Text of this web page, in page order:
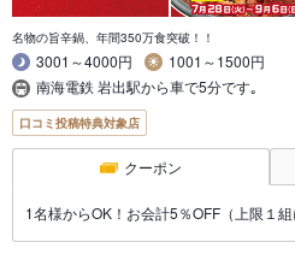
名物の旨辛鍋、年間350万食突破！！
3001～4000円
1001～1500円
南海電鉄 岩出駅から車で5分です｡
口コミ投稿特典対象店
クーポン
1名様からOK！お会計5％OFF（上限１組